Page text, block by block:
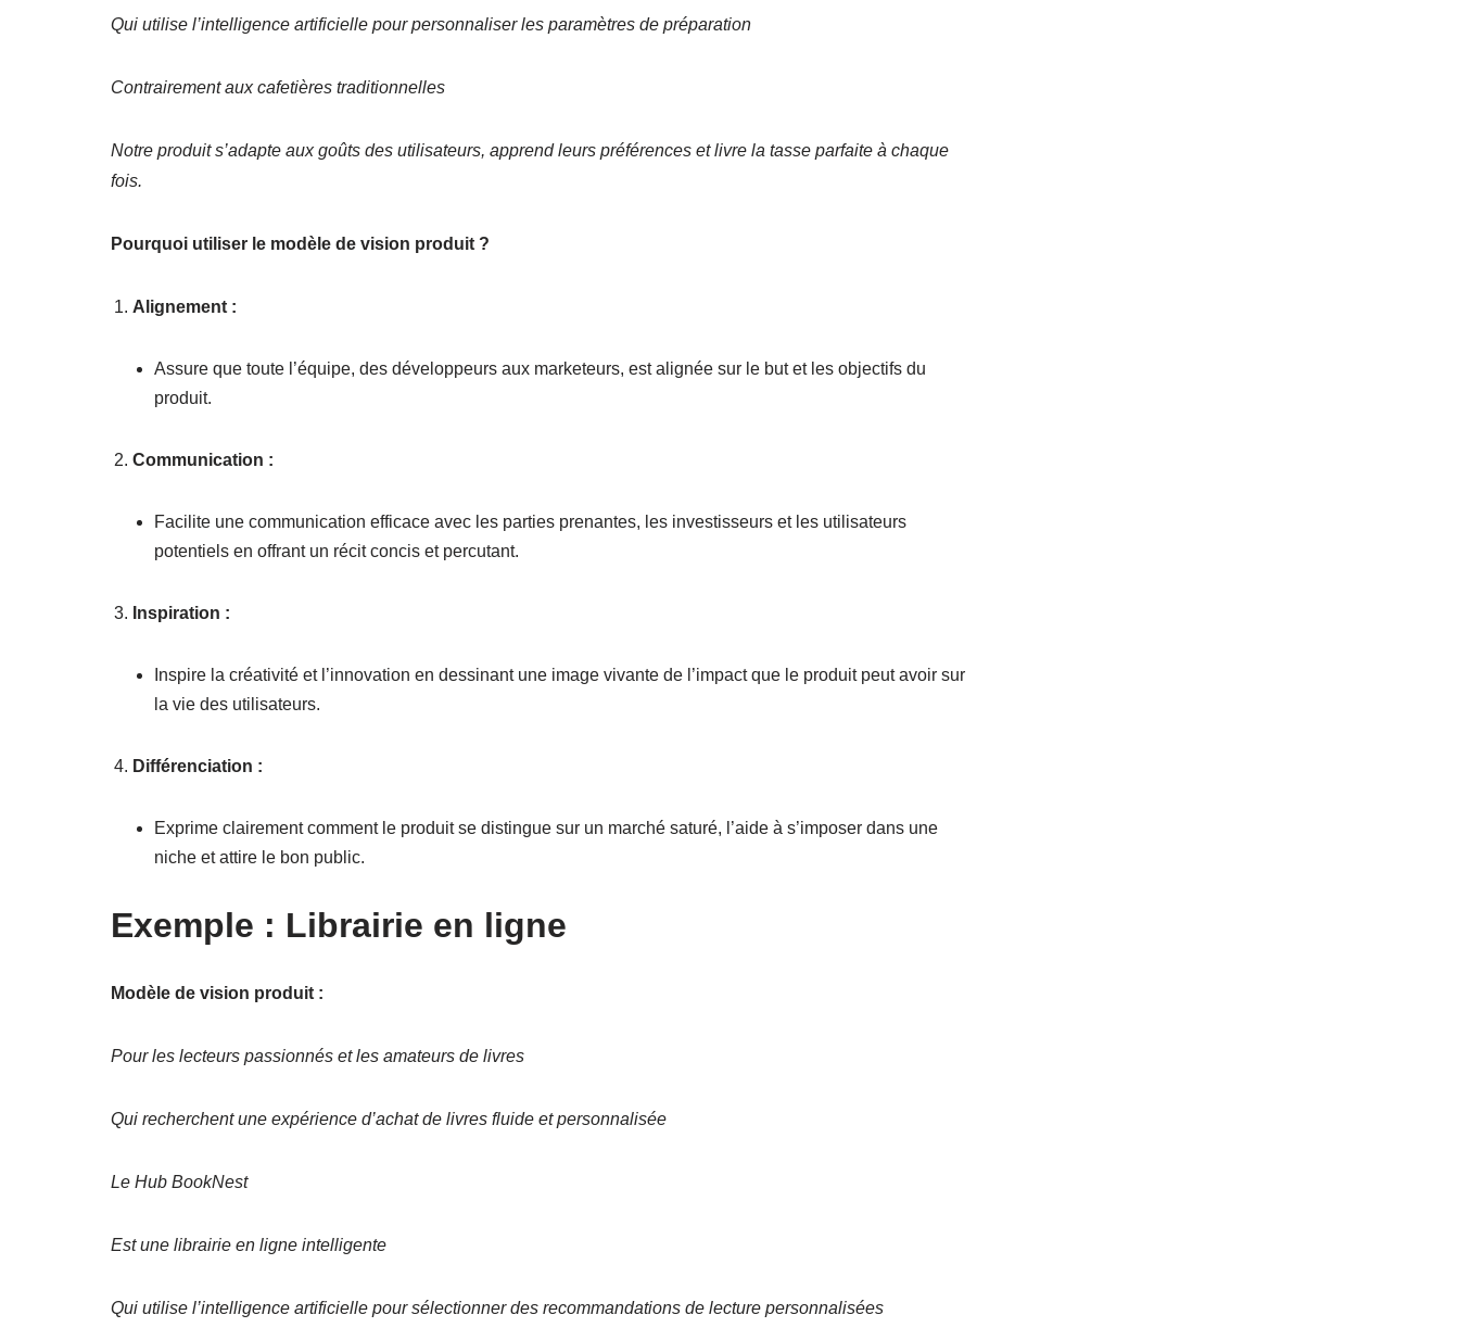
Qui utilise l’intelligence artificielle pour personnaliser les paramètres de préparation
Contrairement aux cafetières traditionnelles
Notre produit s’adapte aux goûts des utilisateurs, apprend leurs préférences et livre la tasse parfaite à chaque
fois.
Pourquoi utiliser le modèle de vision produit ?
Alignement :
Assure que toute l’équipe, des développeurs aux marketeurs, est alignée sur le but et les objectifs du
produit.
Communication :
Facilite une communication efficace avec les parties prenantes, les investisseurs et les utilisateurs
potentiels en offrant un récit concis et percutant.
Inspiration :
Inspire la créativité et l’innovation en dessinant une image vivante de l’impact que le produit peut avoir sur
la vie des utilisateurs.
Différenciation :
Exprime clairement comment le produit se distingue sur un marché saturé, l’aide à s’imposer dans une
niche et attire le bon public.
Exemple : Librairie en ligne
Modèle de vision produit :
Pour les lecteurs passionnés et les amateurs de livres
Qui recherchent une expérience d’achat de livres fluide et personnalisée
Le Hub BookNest
Est une librairie en ligne intelligente
Qui utilise l’intelligence artificielle pour sélectionner des recommandations de lecture personnalisées